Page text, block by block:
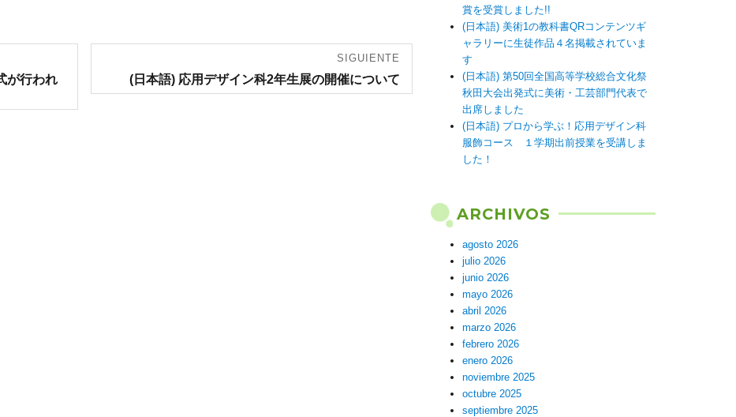
が行われ
SIGUIENTE
Entrada
siguiente:
(日本語) 応用デザイン科2年生展の開催について
賞を受賞しました!!
(日本語) 美術1の教科書QRコンテンツギ
ャラリーに生徒作品４名掲載されていま
す
(日本語) 第50回全国高等学校総合文化祭
秋田大会出発式に美術・工芸部門代表で
出席しました
(日本語) プロから学ぶ！応用デザイン科
服飾コース １学期出前授業を受講しま
した！
ARCHIVOS
agosto 2026
julio 2026
junio 2026
mayo 2026
abril 2026
marzo 2026
febrero 2026
enero 2026
noviembre 2025
octubre 2025
septiembre 2025